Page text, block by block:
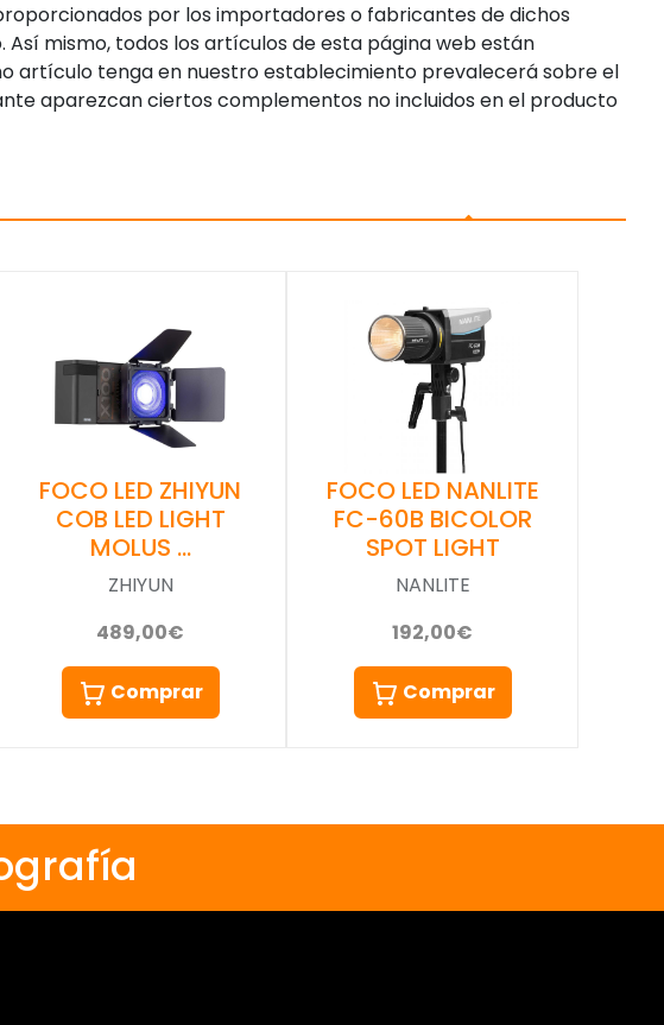
por los importadores o fabricantes de dichos
mismo, todos los artículos de esta página web están
artículo tenga en nuestro establecimiento prevalecerá sobre el
aparezcan ciertos complementos no incluidos en el producto
FOCO LED ZHIYUN
COB LED LIGHT
MOLUS …
ZHIYUN
489,00€
Comprar
FOCO LED NANLITE
FC-60B BICOLOR
SPOT LIGHT
NANLITE
192,00€
Comprar